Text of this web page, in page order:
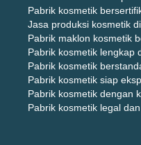
Pabrik kosmetik
Jasa produksi kosmetik
Pabrik maklon kosmetik
Pabrik kosmetik lengkap
Pabrik kosmetik
Pabrik kosmetik siap
Pabrik kosmetik dengan
Pabrik kosmetik legal